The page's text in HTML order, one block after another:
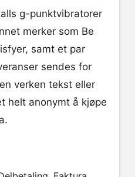
g-punktvibratorer
merker som Be
samt et par
sendes for
verken tekst eller
helt anonymt å kjøpe